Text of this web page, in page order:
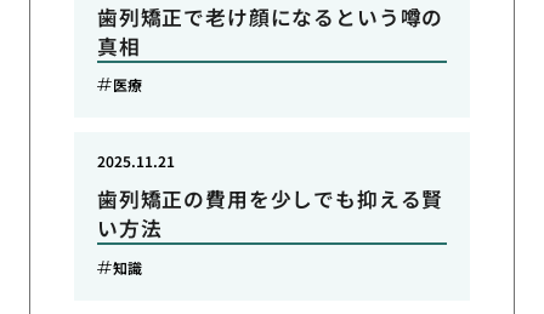
歯列矯正で老け顔になるという噂の
真相
医療
歯列矯正の費用を少しでも抑える賢
い方法
2025.11.21
知識